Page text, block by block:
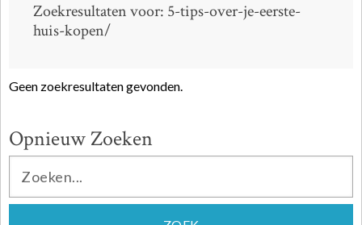
Zoekresultaten voor: 5-tips-over-je-eerste-
huis-kopen/
Geen zoekresultaten gevonden.
Opnieuw Zoeken